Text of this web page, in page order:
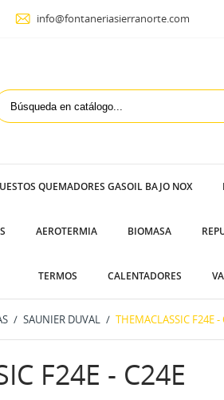
info@fontaneriasierranorte.com
QUEMADORES GASOIL BAJO NOX
AEROTERMIA BIOMASA
TERMOS CALENTADORES
SAUNIER DUVAL THEMACLASSIC F24E -
F24E - C24E